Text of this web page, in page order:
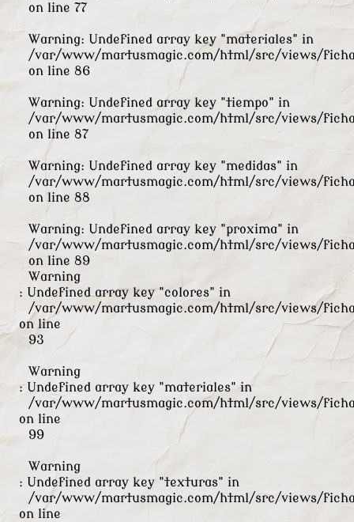
on line 77
Warning: Undefined array key "materiales" in
/var/www/martusmagic.com/html/src/views/
on line 86
Warning: Undefined array key "tiempo" in
/var/www/martusmagic.com/html/src/views/
on line 87
Warning: Undefined array key "medidas" in
/var/www/martusmagic.com/html/src/views/
on line 88
Warning: Undefined array key "proxima" in
/var/www/martusmagic.com/html/src/views/
on line 89
Warning
: Undefined array key "colores" in
/var/www/martusmagic.com/html/src/views/
on line
93
Warning
: Undefined array key "materiales" in
/var/www/martusmagic.com/html/src/views/
on line
99
Warning
: Undefined array key "texturas" in
/var/www/martusmagic.com/html/src/views/
on line